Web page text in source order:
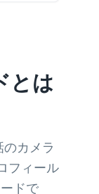
とは
カメラ
フィール
ドで